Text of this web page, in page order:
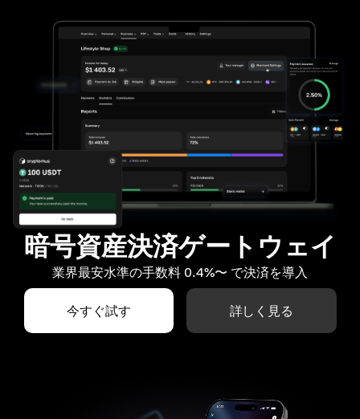
暗号資産決済ゲートウェイ
業界最安水準の手数料 0.4%〜 で決済を導入
今すぐ試す 詳しく見る